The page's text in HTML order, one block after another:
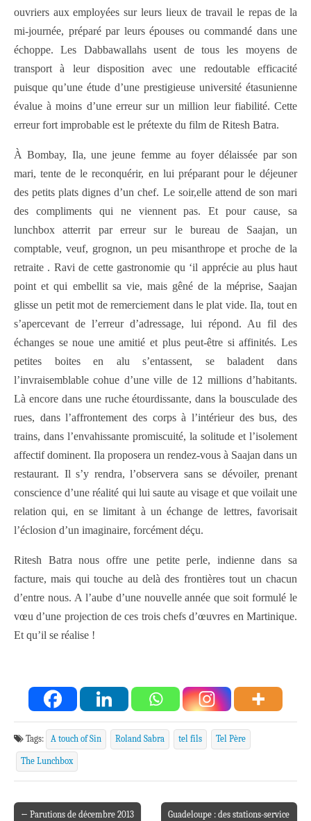
ouvriers aux employées sur leurs lieux de travail le repas de la
mi-journée, préparé par leurs épouses ou commandé dans une
échoppe. Les Dabbawallahs usent de tous les moyens de
transport à leur disposition avec une redoutable efficacité
puisque qu’une étude d’une prestigieuse université étasunienne
évalue à moins d’une erreur sur un million leur fiabilité. Cette
erreur fort improbable est le prétexte du film de Ritesh Batra.
À Bombay, Ila, une jeune femme au foyer délaissée par son
mari, tente de le reconquérir, en lui préparant pour le déjeuner
des petits plats dignes d’un chef. Le soir,elle attend de son mari
des compliments qui ne viennent pas. Et pour cause, sa
lunchbox atterrit par erreur sur le bureau de Saajan, un
comptable, veuf, grognon, un peu misanthrope et proche de la
retraite . Ravi de cette gastronomie qu ‘il apprécie au plus haut
point et qui embellit sa vie, mais gêné de la méprise, Saajan
glisse un petit mot de remerciement dans le plat vide. Ila, tout en
s’apercevant de l’erreur d’adressage, lui répond. Au fil des
échanges se noue une amitié et plus peut-être si affinités. Les
petites boites en alu s’entassent, se baladent dans
l’invraisemblable cohue d’une ville de 12 millions d’habitants.
Là encore dans une ruche étourdissante, dans la bousculade des
rues, dans l’affrontement des corps à l’intérieur des bus, des
trains, dans l’envahissante promiscuité, la solitude et l’isolement
affectif dominent. Ila proposera un rendez-vous à Saajan dans un
restaurant. Il s’y rendra, l’observera sans se dévoiler, prenant
conscience d’une réalité qui lui saute au visage et que voilait une
relation qui, en se limitant à un échange de lettres, favorisait
l’éclosion d’un imaginaire, forcément déçu.
Ritesh Batra nous offre une petite perle, indienne dans sa
facture, mais qui touche au delà des frontières tout un chacun
d’entre nous. A l’aube d’une nouvelle année que soit formulé le
vœu d’une projection de ces trois chefs d’œuvres en Martinique.
Et qu’il se réalise !
Tags: A touch of Sin Roland Sabra tel fils Tel Père
The Lunchbox
← Parutions de décembre 2013
Guadeloupe : des stations-service